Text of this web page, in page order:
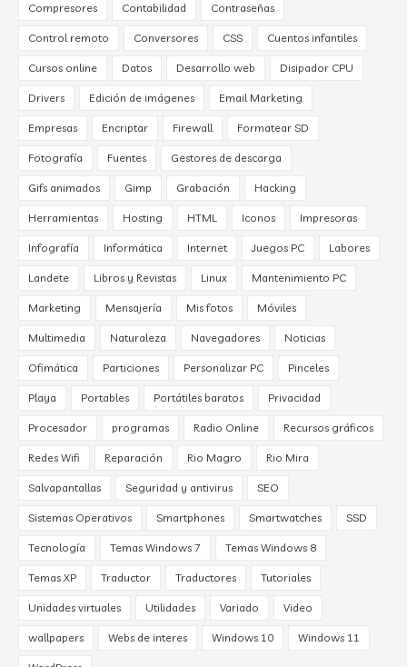
Compresores Contabilidad Contraseñas
Control remoto Conversores CSS Cuentos infantiles
Cursos online Datos Desarrollo web Disipador CPU
Drivers Edición de imágenes Email Marketing
Empresas Encriptar Firewall Formatear SD
Fotografía Fuentes Gestores de descarga
Gifs animados Gimp Grabación Hacking
Herramientas Hosting HTML Iconos Impresoras
Infografía Informática Internet Juegos PC Labores
Landete Libros y Revistas Linux Mantenimiento PC
Marketing Mensajería Mis fotos Móviles
Multimedia Naturaleza Navegadores Noticias
Ofimática Particiones Personalizar PC Pinceles
Playa Portables Portátiles baratos Privacidad
Procesador programas Radio Online Recursos gráficos
Redes Wifi Reparación Rio Magro Rio Mira
Salvapantallas Seguridad y antivirus SEO
Sistemas Operativos Smartphones Smartwatches SSD
Tecnología Temas Windows 7 Temas Windows 8
Temas XP Traductor Traductores Tutoriales
Unidades virtuales Utilidades Variado Video
wallpapers Webs de interes Windows 10 Windows 11